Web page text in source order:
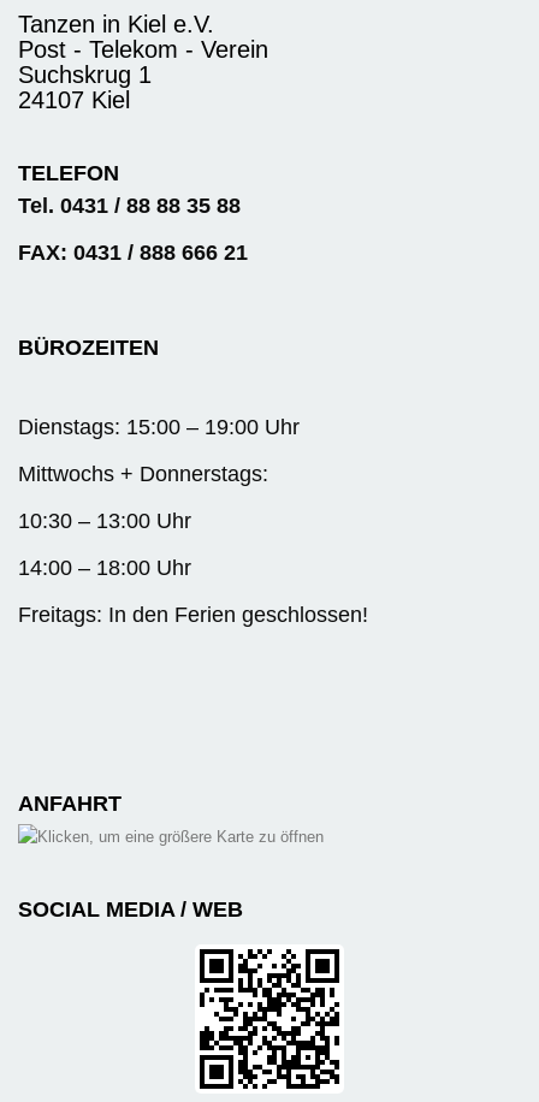
Tanzen in Kiel e.V.
Post - Telekom - Verein
Suchskrug 1
24107 Kiel
TELEFON
Tel. 0431 / 88 88 35 88
FAX: 0431 / 888 666 21
BÜROZEITEN
Dienstags: 15:00 – 19:00 Uhr
Mittwochs + Donnerstags:
10:30 – 13:00 Uhr
14:00 – 18:00 Uhr
Freitags: In den Ferien geschlossen!
ANFAHRT
SOCIAL MEDIA / WEB